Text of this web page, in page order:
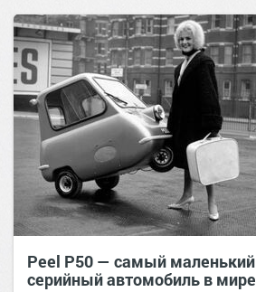
Peel P50 — самый маленький
серийный автомобиль в мире